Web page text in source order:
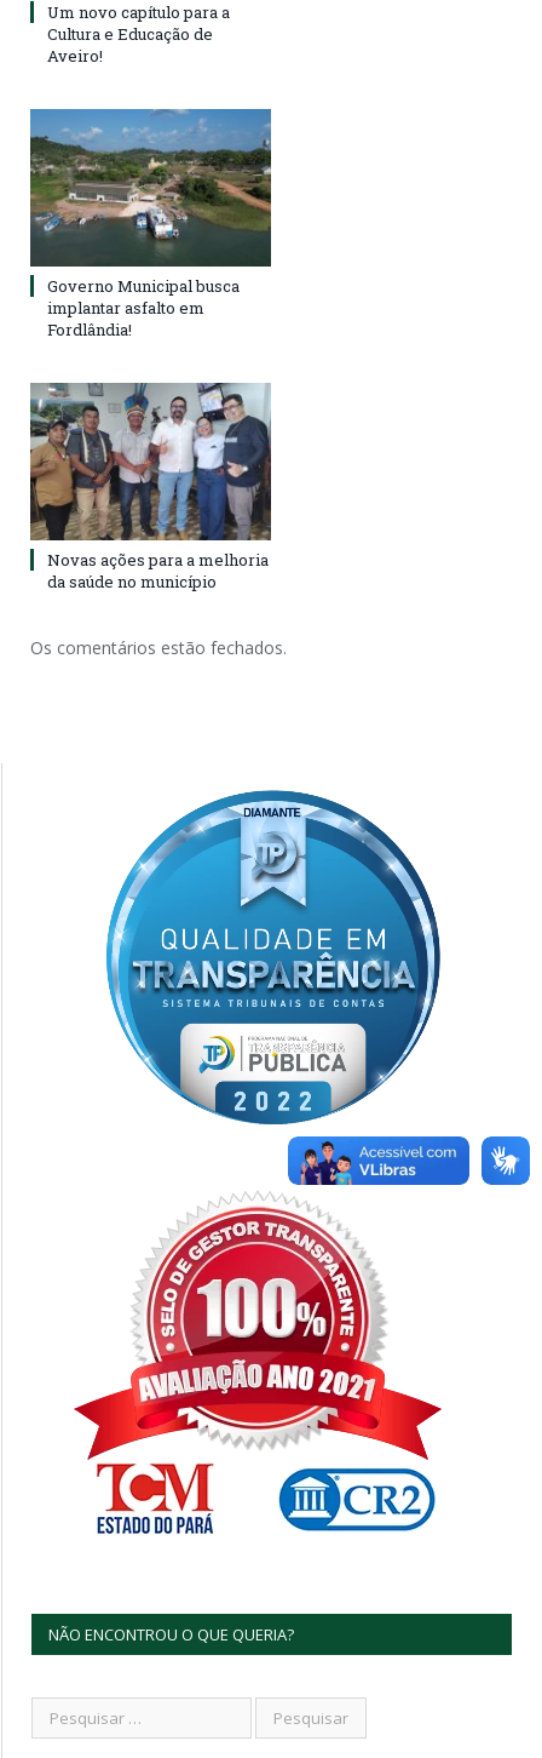
Um novo capítulo para a
Cultura e Educação de
Aveiro!
Governo Municipal busca
implantar asfalto em
Fordlândia!
Novas ações para a melhoria
da saúde no município
Os comentários estão fechados.
NÃO ENCONTROU O QUE QUERIA?